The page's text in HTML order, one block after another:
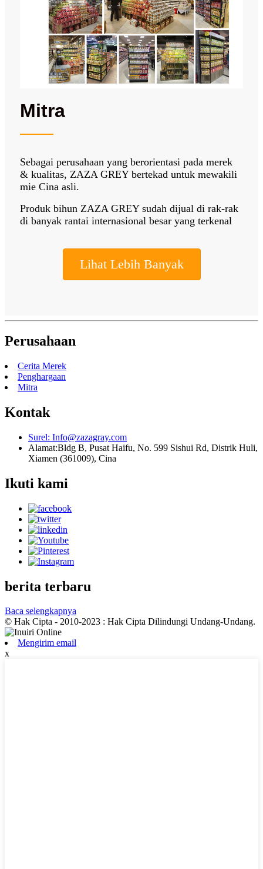
Mitra
Sebagai perusahaan yang berorientasi pada merek
& kualitas, ZAZA GREY bertekad untuk mewakili
mie Cina asli.
Produk bihun ZAZA GREY sudah dijual di rak-rak
di banyak rantai internasional besar yang terkenal
Lihat Lebih Banyak
Perusahaan
Cerita Merek
Penghargaan
Mitra
Kontak
Surel: Info@zazagray.com
Alamat:Bldg B, Pusat Haifu, No. 599 Sishui Rd, Distrik Huli,
Xiamen (361009), Cina
Ikuti kami
berita terbaru
Baca selengkapnya
© Hak Cipta - 2010-2023 : Hak Cipta Dilindungi Undang-Undang.
Mengirim email
x